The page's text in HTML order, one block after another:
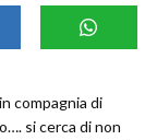
compagnia di
si cerca di non